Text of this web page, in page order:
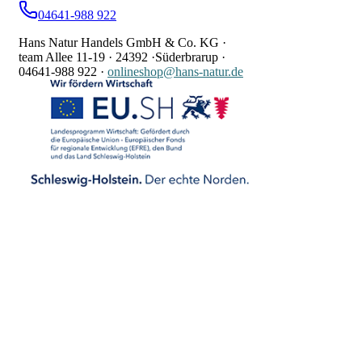
04641-988 922
Hans Natur Handels GmbH & Co. KG ·
team Allee 11-19 · 24392 ·Süderbrarup ·
04641-988 922 · onlineshop@hans-natur.de